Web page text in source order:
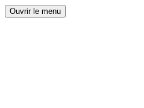
Ouvrir le menu